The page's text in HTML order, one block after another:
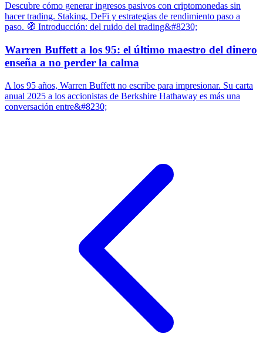
Descubre cómo generar ingresos pasivos con criptomonedas sin
hacer trading. Staking, DeFi y estrategias de rendimiento paso a
paso. 🧭 Introducción: del ruido del trading&#8230;
Warren Buffett a los 95: el último maestro del dinero
enseña a no perder la calma
A los 95 años, Warren Buffett no escribe para impresionar. Su carta
anual 2025 a los accionistas de Berkshire Hathaway es más una
conversación entre&#8230;